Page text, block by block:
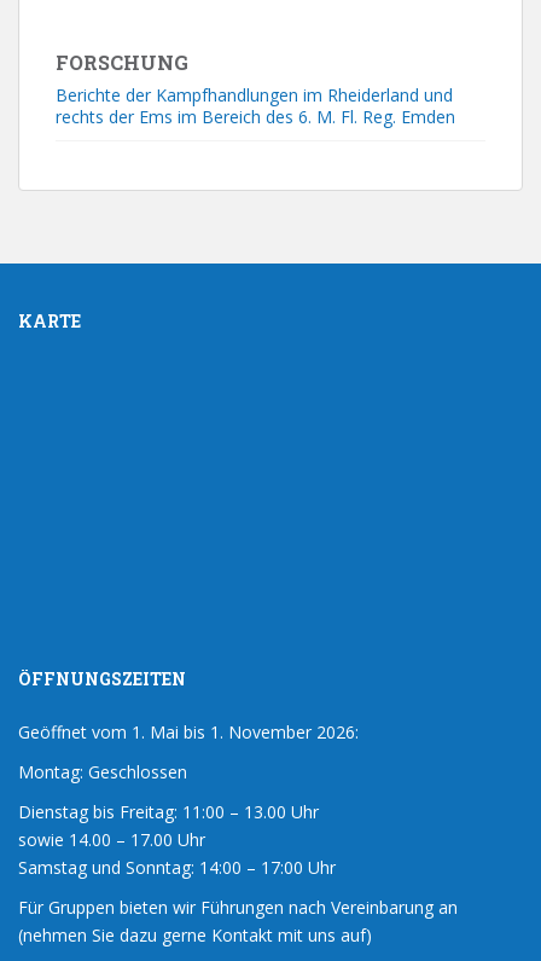
FORSCHUNG
Berichte der Kampfhandlungen im Rheiderland und
rechts der Ems im Bereich des 6. M. Fl. Reg. Emden
KARTE
ÖFFNUNGSZEITEN
Geöffnet vom 1. Mai bis 1. November 2026:
Montag: Geschlossen
Dienstag bis Freitag: 11:00 – 13.00 Uhr
sowie 14.00 – 17.00 Uhr
Samstag und Sonntag: 14:00 – 17:00 Uhr
Für Gruppen bieten wir Führungen nach Vereinbarung an
(nehmen Sie dazu gerne Kontakt mit uns auf)